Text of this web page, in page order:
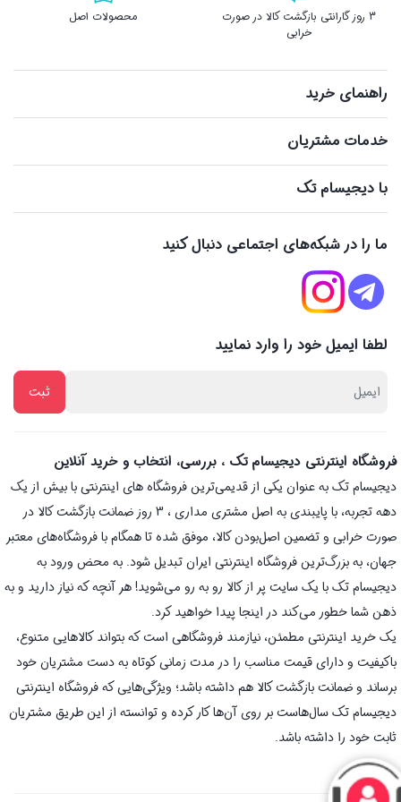
3 روز گارانتی بازگشت کالا در صورت
خرابی
محصولات اصل
راهنمای خرید
خدمات مشتریان
با دیجیسام تک
ما را در شبکه‌های اجتماعی دنبال کنید
لطفا ایمیل خود را وارد نمایید
فروشگاه اینترنتی دیجیسام تک ، بررسی، انتخاب و خرید آنلاین
دیجیسام تک به عنوان یکی از قدیمی‌ترین فروشگاه های اینترنتی با بیش از یک
دهه تجربه، با پایبندی به اصل مشتری مداری ، 3 روز ضمانت بازگشت کالا در
صورت خرابی و تضمین اصل‌بودن کالا، موفق شده تا همگام با فروشگاه‌های معتبر
جهان، به بزرگ‌ترین فروشگاه اینترنتی ایران تبدیل شود. به محض ورود به
دیجیسام تک با یک سایت پر از کالا رو به رو می‌شوید! هر آنچه که نیاز دارید و به
ذهن شما خطور می‌کند در اینجا پیدا خواهید کرد.
یک خرید اینترنتی مطمئن، نیازمند فروشگاهی است که بتواند کالاهایی متنوع،
باکیفیت و دارای قیمت مناسب را در مدت زمانی کوتاه به دست مشتریان خود
برساند و ضمانت بازگشت کالا هم داشته باشد؛ ویژگی‌هایی که فروشگاه اینترنتی
دیجیسام تک سال‌هاست بر روی آن‌ها کار کرده و توانسته از این طریق مشتریان
ثابت خود را داشته باشد.